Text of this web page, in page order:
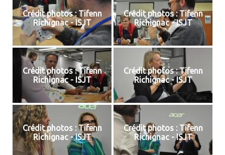
Crédit photos : Tifenn
Richignac - ISJT
Crédit photos : Tifenn
Richignac - ISJT
Crédit photos : Tifenn
Richignac - ISJT
Crédit photos : Tifenn
Richignac - ISJT
Crédit photos : Tifenn
Richignac - ISJT
Crédit photos : Tifenn
Richignac - ISJT